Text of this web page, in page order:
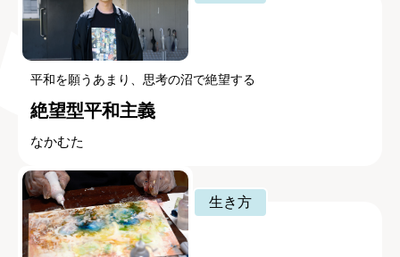
平和を願うあまり、思考の沼で絶望する
絶望型平和主義
なかむた
生き方